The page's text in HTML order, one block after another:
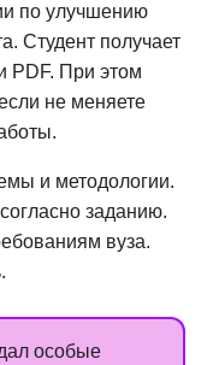
по улучшению
Студент получает
PDF. При этом
не меняете
и методологии.
заданию.
вуза.
особые